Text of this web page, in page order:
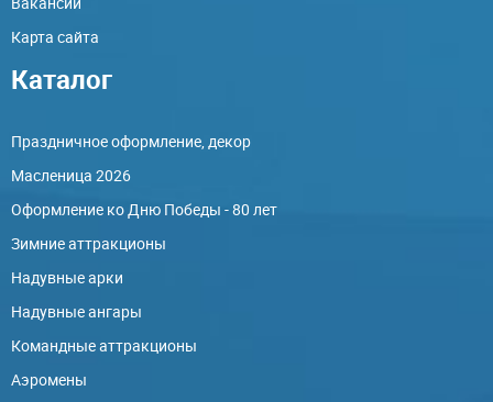
Карта сайта
Каталог
Праздничное оформление, декор
Масленица 2026
Оформление ко Дню Победы - 80 лет
Зимние аттракционы
Надувные арки
Надувные ангары
Командные аттракционы
Аэромены